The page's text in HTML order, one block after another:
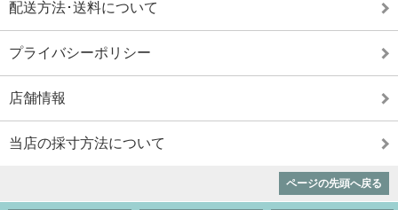
配送方法･送料について
プライバシーポリシー
店舗情報
当店の採寸方法について
ページの先頭へ戻る